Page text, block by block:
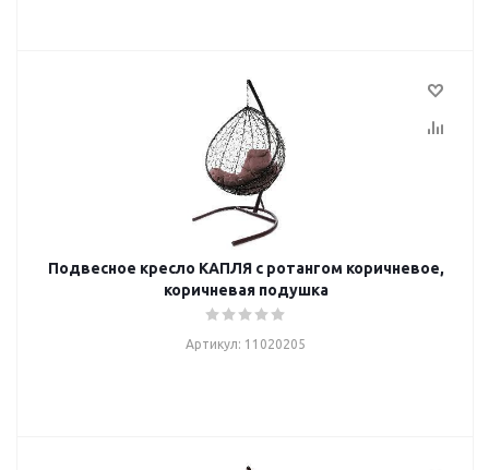
Подвесное кресло КАПЛЯ с ротангом коричневое,
коричневая подушка
Артикул: 11020205